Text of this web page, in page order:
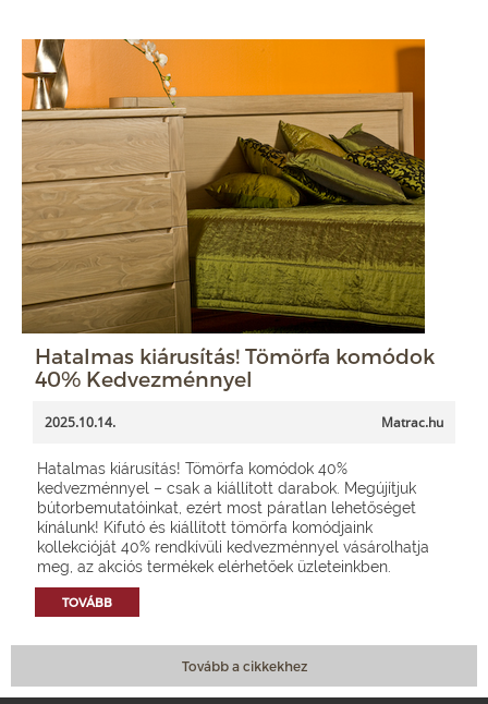
Hatalmas kiárusítás! Tömörfa komódok
40% Kedvezménnyel
2025.10.14. Matrac.hu
Hatalmas kiárusítás! Tömörfa komódok 40%
kedvezménnyel – csak a kiállított darabok. Megújítjuk
bútorbemutatóinkat, ezért most páratlan lehetőséget
kínálunk! Kifutó és kiállított tömörfa komódjaink
kollekcióját 40% rendkívüli kedvezménnyel vásárolhatja
meg, az akciós termékek elérhetőek üzleteinkben.
TOVÁBB
Tovább a cikkekhez